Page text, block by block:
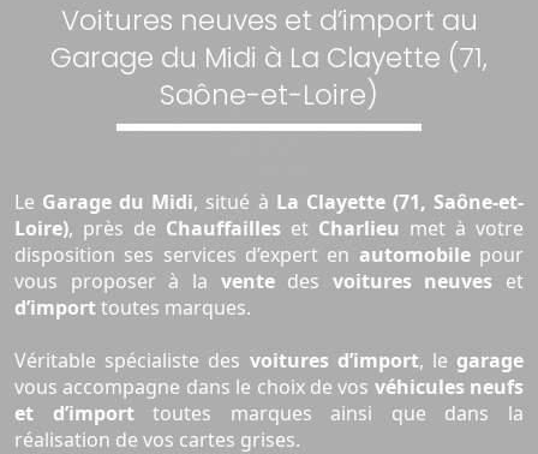
Voitures neuves et d’import au
Garage du Midi à La Clayette (71,
Saône-et-Loire)
Le Garage du Midi, situé à La Clayette (71, Saône-et-
Loire), près de Chauffailles et Charlieu met à votre
disposition ses services d’expert en automobilepour
vous proposer à la ventedes voitures neuves et
d’importtoutes marques.
Véritable spécialiste des voitures d’import, le garage
vous accompagne dans le choix de vos véhicules neufs
et d’importtoutes marques ainsi que dans la
réalisation de vos cartes grises.